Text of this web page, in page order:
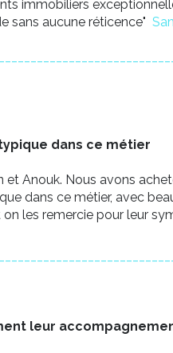
immobiliers
sans aucune réticence"
dans ce métier
et Anouk. Nous avons
dans ce métier, avec
les remercie pour leur
leur